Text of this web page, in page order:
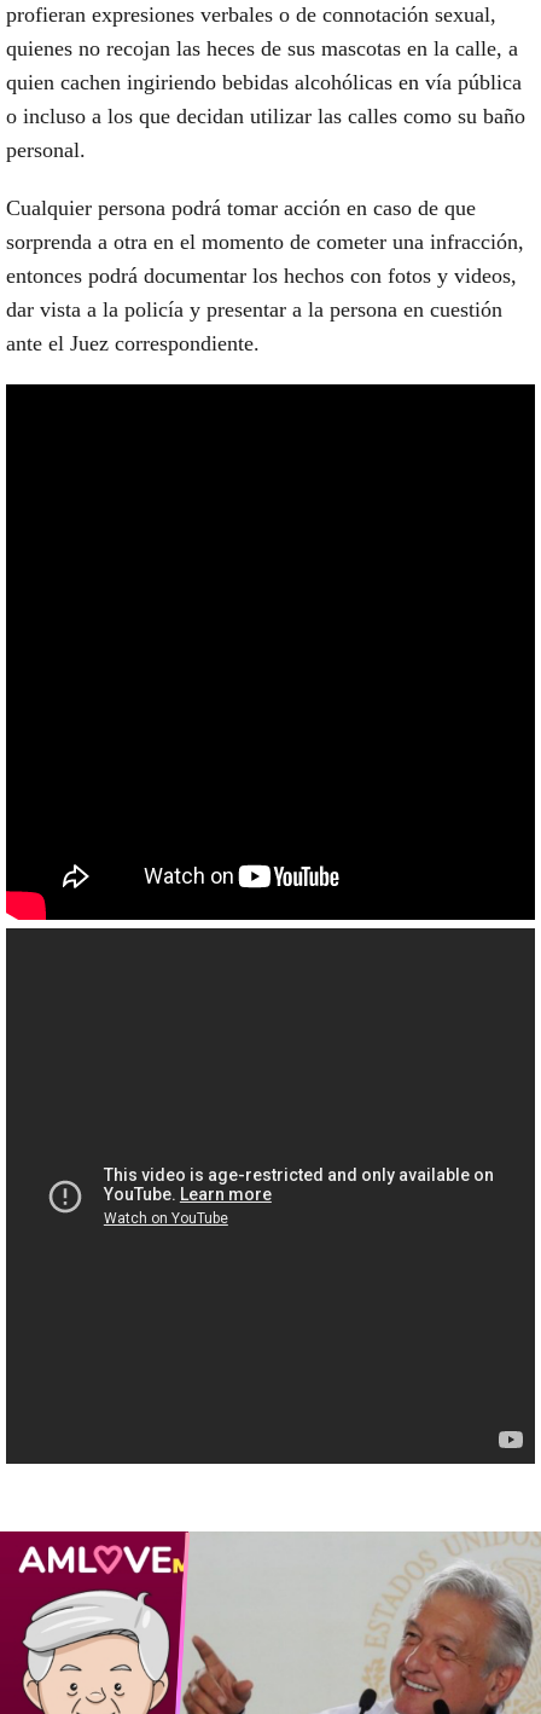
profieran expresiones verbales o de connotación sexual,
quienes no recojan las heces de sus mascotas en la calle, a
quien cachen ingiriendo bebidas alcohólicas en vía pública
o incluso a los que decidan utilizar las calles como su baño
personal.
Cualquier persona podrá tomar acción en caso de que
sorprenda a otra en el momento de cometer una infracción,
entonces podrá documentar los hechos con fotos y videos,
dar vista a la policía y presentar a la persona en cuestión
ante el Juez correspondiente.